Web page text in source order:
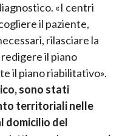
«I centri
il paziente,
rilasciare la
il piano
il piano riabilitativo».
sono stati
territoriali nelle
domicilio del